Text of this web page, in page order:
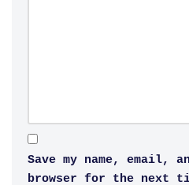
Save my name, email,
browser for the next